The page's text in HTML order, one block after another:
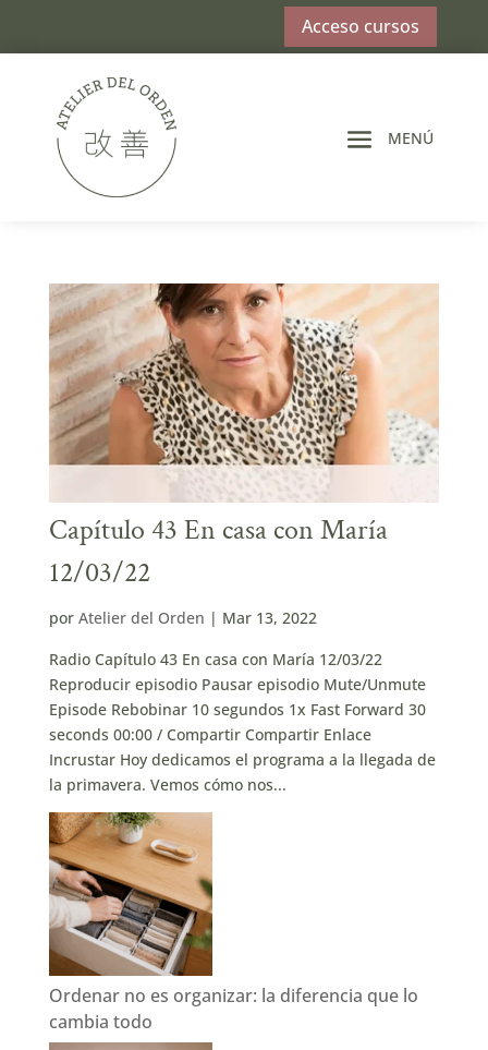
Acceso cursos
Capítulo 43 En casa con María
12/03/22
por Atelier del Orden | Mar 13, 2022
Radio Capítulo 43 En casa con María 12/03/22
Reproducir episodio Pausar episodio Mute/Unmute
Episode Rebobinar 10 segundos 1x Fast Forward 30
seconds 00:00 / Compartir Compartir Enlace
Incrustar Hoy dedicamos el programa a la llegada de
la primavera. Vemos cómo nos...
Ordenar no es organizar: la diferencia que lo
cambia todo